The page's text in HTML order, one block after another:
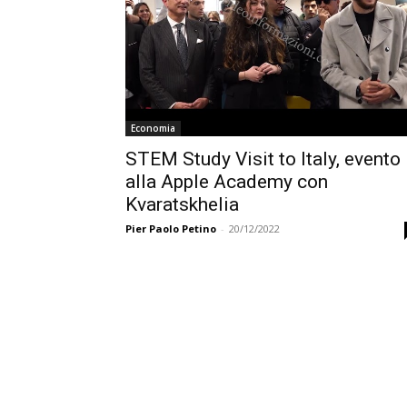
Economia
STEM Study Visit to Italy, evento
alla Apple Academy con
Kvaratskhelia
Pier Paolo Petino - 20/12/2022